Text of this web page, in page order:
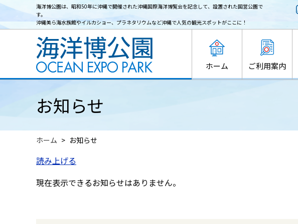
海洋博公園は、昭和50年に沖縄で開催された沖縄国際海洋博覧会を記念して、設置された国営公園で
す。
沖縄美ら海水族館やイルカショー、プラネタリウムなど沖縄で人気の観光スポットがここに！
ホーム ご利用案内
お知らせ
ホーム お知らせ
読み上げる
現在表示できるお知らせはありません。